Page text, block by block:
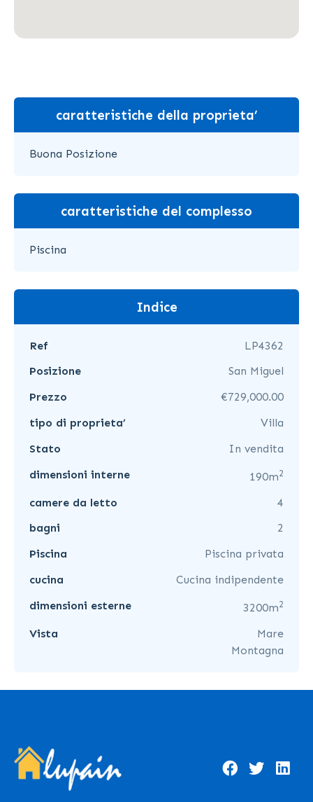
caratteristiche della proprieta’
Buona Posizione
caratteristiche del complesso
Piscina
Indice
Ref
LP4362
Posizione
San Miguel
Prezzo
€729,000.00
tipo di proprieta’
Villa
Stato
In vendita
dimensioni interne
190m2
camere da letto
4
bagni
2
Piscina
Piscina privata
cucina
Cucina indipendente
dimensioni esterne
3200m2
Vista
Mare
Montagna